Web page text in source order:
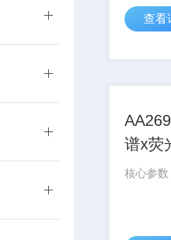
查看
谱x荧